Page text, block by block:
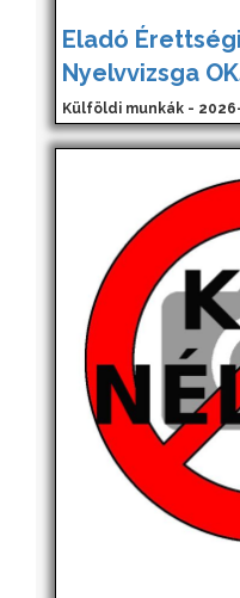
Eladó
Nyelvvizsga
Külföldi munkák -